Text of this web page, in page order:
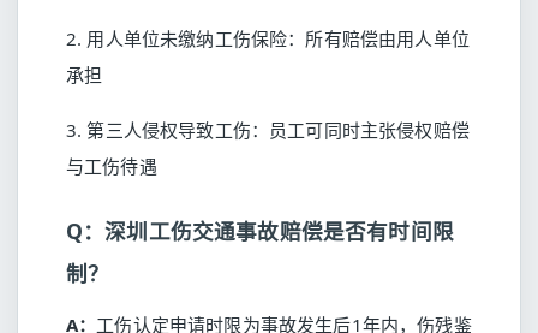
2. 用人单位未缴纳工伤保险：所有赔偿由用人单位
承担
3. 第三人侵权导致工伤：员工可同时主张侵权赔偿
与工伤待遇
Q：深圳工伤交通事故赔偿是否有时间限
制？
A： 工伤认定申请时限为事故发生后1年内，伤残鉴